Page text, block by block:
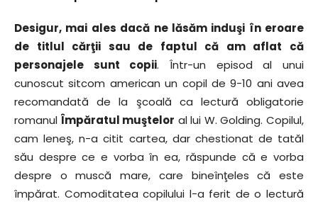
Desigur, mai ales dacă ne lăsăm induşi în eroare
de titlul cărţii sau de faptul că am aflat că
personajele sunt copii. Într-un episod al unui
cunoscut sitcom american un copil de 9-10 ani avea
recomandată de la şcoală ca lectură obligatorie
romanul Împăratul muştelor al lui W. Golding. Copilul,
cam leneş, n-a citit cartea, dar chestionat de tatăl
său despre ce e vorba în ea, răspunde că e vorba
despre o muscă mare, care bineînţeles că este
împărat. Comoditatea copilului l-a ferit de o lectură